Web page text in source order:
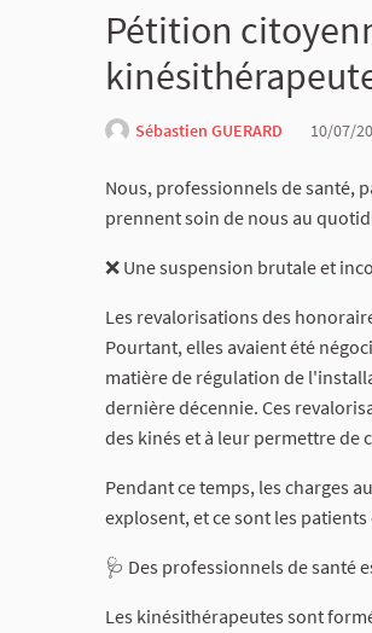
Pétition
Sébastien GUERARD 10/07/
Nous, professionnels de santé,
prennent soin de nous au
❌ Une suspension brutale et
Les revalorisations des
Pourtant, elles avaient été
matière de régulation de
dernière décennie. Ces
des kinés et à leur permettre de
Pendant ce temps, les charges
explosent, et ce sont les
🩺 Des professionnels de
Les kinésithérapeutes sont